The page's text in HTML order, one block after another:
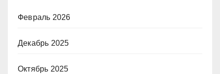
Февраль 2026
Декабрь 2025
Октябрь 2025